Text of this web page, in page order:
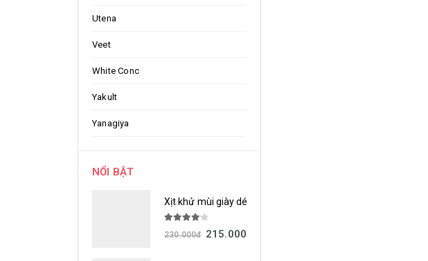
Utena
Veet
White Conc
Yakult
Yanagiya
NỔI BẬT
Xịt khử mùi giày dép Nonsmel Hakugen Earth 145ml của Nhật
out of 5
230.000đ 215.000